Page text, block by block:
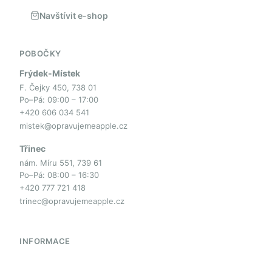
Navštívit e-shop
POBOČKY
Frýdek-Místek
F. Čejky 450, 738 01
Po–Pá: 09:00 – 17:00
+420 606 034 541
mistek@opravujemeapple.cz
Třinec
nám. Míru 551, 739 61
Po–Pá: 08:00 – 16:30
+420 777 721 418
trinec@opravujemeapple.cz
INFORMACE